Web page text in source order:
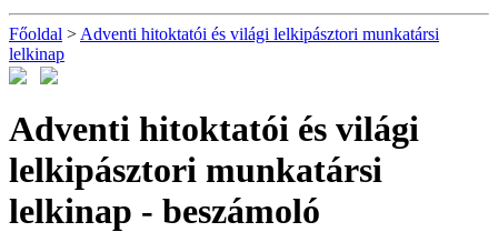
Főoldal > Adventi hitoktatói és világi lelkipásztori munkatársi
lelkinap
Adventi hitoktatói és világi
lelkipásztori munkatársi
lelkinap - beszámoló